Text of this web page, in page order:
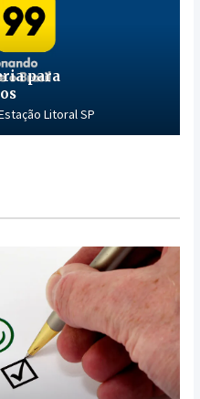
para
Litoral SP